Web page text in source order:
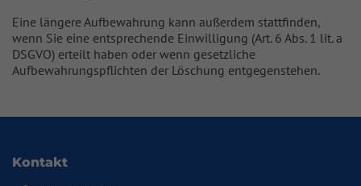
Eine längere Aufbewahrung kann außerdem stattfinden,
wenn Sie eine entsprechende Einwilligung (Art. 6 Abs. 1 lit. a
DSGVO) erteilt haben oder wenn gesetzliche
Aufbewahrungspflichten der Löschung entgegenstehen.
Kontakt